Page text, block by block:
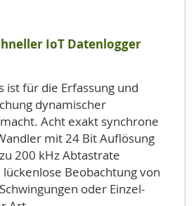
IoT Datenlogger
ist für die Erfassung und
dynamischer
Acht exakt synchrone
mit 24 Bit Auflösung
200 kHz Abtastrate
Beobachtung von
oder Einzel-